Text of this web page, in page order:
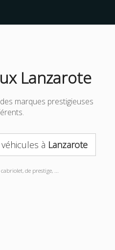
Lanzarote
marques prestigieuses
à Lanzarote
de prestige, ...